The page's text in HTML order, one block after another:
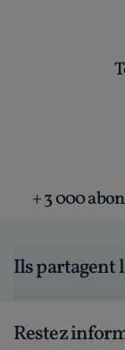
+ 3 000
Ils partagent
Restez